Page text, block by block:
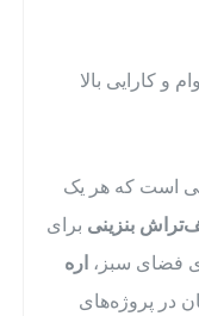
و کارایی بالا
است که هر یک
بنزینی برای
فضای سبز، اره
در پروژه‌های